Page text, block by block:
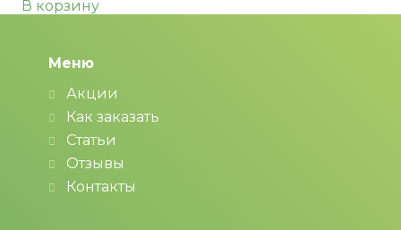
В корзину
Меню
Акции
Как заказать
Статьи
Отзывы
Контакты